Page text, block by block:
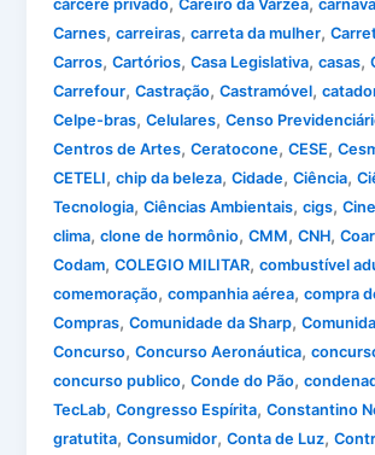
cárcere privado Careiro da Várzea
Carnes,carreiras,carreta da mulher,
Carros,Cartórios,Casa Legislativa,casas,
Carrefour,Castração,Castramóvel,
Celpe-bras,Celulares,Censo
Centros de Artes,Ceratocone,CESE,
CETELI,chip da beleza,Cidade,Ciência,
Tecnologia,Ciências Ambientais,cigs,
clima,clone de hormônio,CMM,CNH,
Codam,COLEGIO MILITAR,combustível
comemoração,companhia aérea,compra
Compras,Comunidade da Sharp,
Concurso,Concurso Aeronáutica,
concurso publico,Conde do Pão,
TecLab,Congresso Espírita,Constantino
gratutita,Consumidor,Conta de Luz,